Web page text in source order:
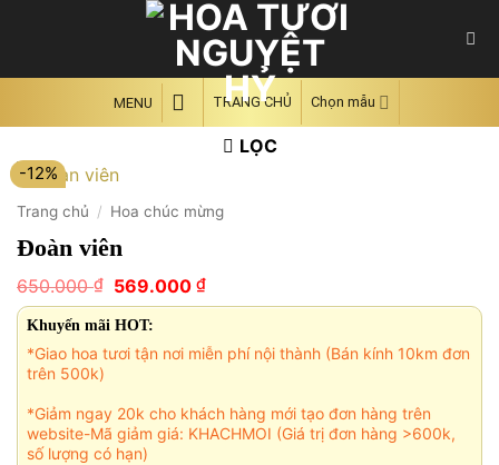
MENU TRANG CHỦ Chọn mẫu
LỌC
-12%
Trang chủ / Hoa chúc mừng
Đoàn viên
650.000₫ Giá
gốc
là:
650.000 ₫.
569.000 ₫Giá
hiện
569.000 ₫.
Khuyến mãi HOT:
*Giao hoa tươi tận nơi miễn phí nội thành (Bán kính 10km đơn
trên 500k)
*Giảm ngay 20k cho khách hàng mới tạo đơn hàng trên
website-Mã giảm giá: KHACHMOI (Giá trị đơn hàng >600k,
số lượng có hạn)